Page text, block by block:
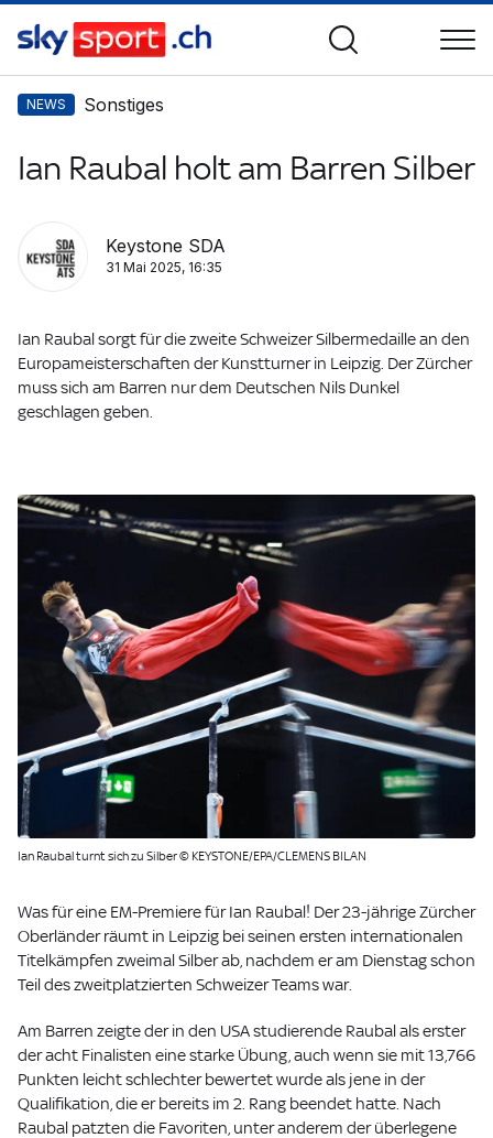
NEWS Sonstiges
Ian Raubal holt am Barren Silber
Keystone SDA
31 Mai 2025, 16:35
Ian Raubal sorgt für die zweite Schweizer Silbermedaille an den
Europameisterschaften der Kunstturner in Leipzig. Der Zürcher
muss sich am Barren nur dem Deutschen Nils Dunkel
geschlagen geben.
Ian Raubal turnt sich zu Silber © KEYSTONE/EPA/CLEMENS BILAN
Was für eine EM-Premiere für Ian Raubal! Der 23-jährige Zürcher
Oberländer räumt in Leipzig bei seinen ersten internationalen
Titelkämpfen zweimal Silber ab, nachdem er am Dienstag schon
Teil des zweitplatzierten Schweizer Teams war.
Am Barren zeigte der in den USA studierende Raubal als erster
der acht Finalisten eine starke Übung, auch wenn sie mit 13,766
Punkten leicht schlechter bewertet wurde als jene in der
Qualifikation, die er bereits im 2. Rang beendet hatte. Nach
Raubal patzten die Favoriten, unter anderem der überlegene